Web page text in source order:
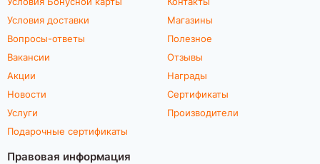
Условия доставки
Вопросы-ответы
Вакансии
Акции
Новости
Услуги
Подарочные сертификаты
Магазины
Полезное
Отзывы
Награды
Сертификаты
Производители
Правовая информация